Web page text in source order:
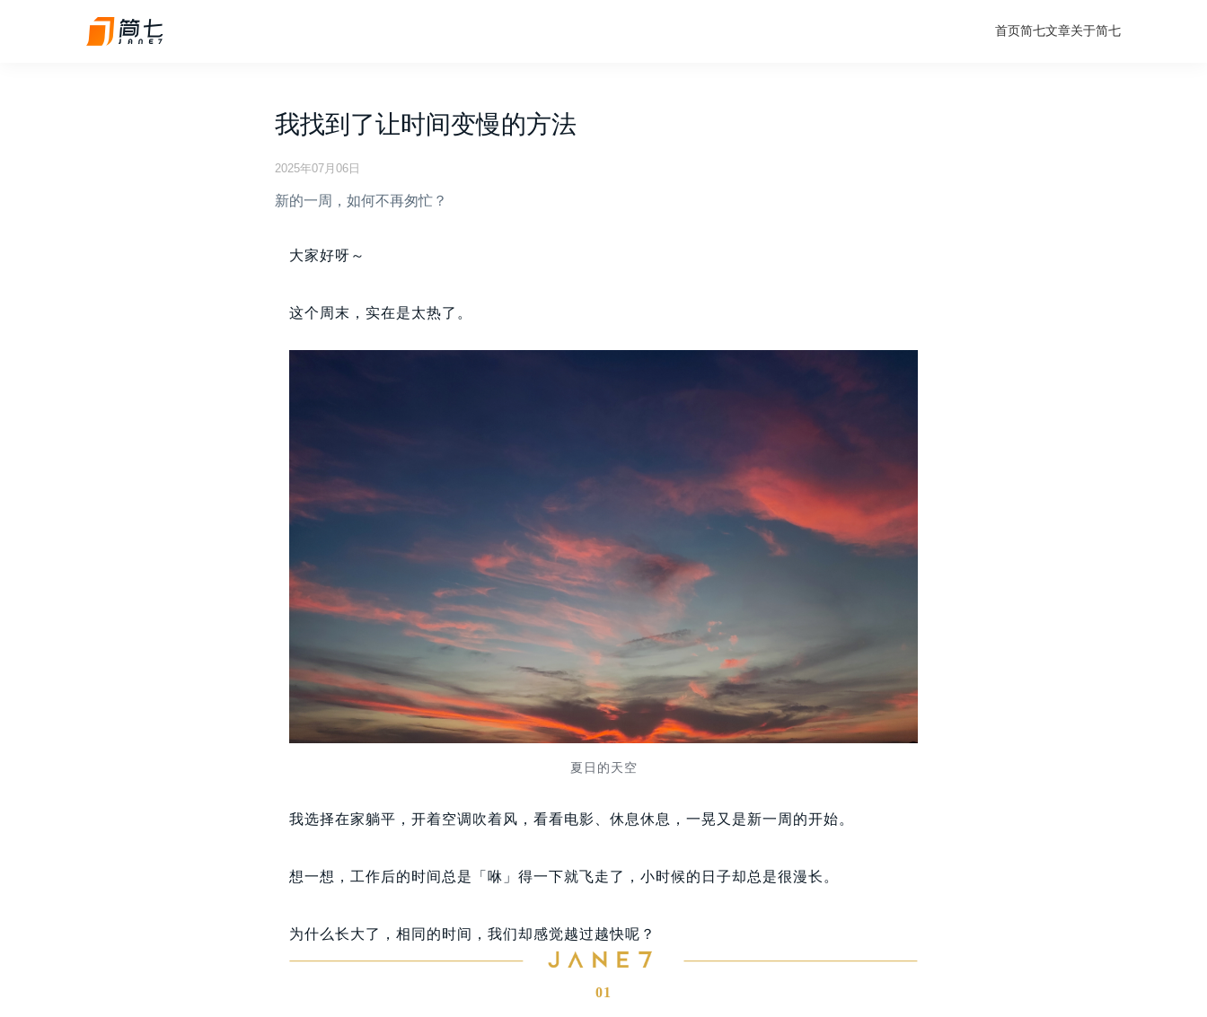
首页简七文章关于简七
我找到了让时间变慢的方法
2025年07月06日
新的一周，如何不再匆忙？
大家好呀～
这个周末，实在是太热了。
夏日的天空
我选择在家躺平，开着空调吹着风，看看电影、休息休息，一晃又是新一周的开始。
想一想，工作后的时间总是「咻」得一下就飞走了，小时候的日子却总是很漫长。
为什么长大了，相同的时间，我们却感觉越过越快呢？
01